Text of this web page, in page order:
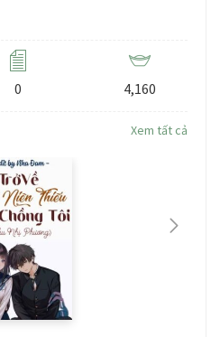
0 4,160
Xem tất cả